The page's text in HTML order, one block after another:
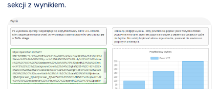
sekcji z wynikiem.